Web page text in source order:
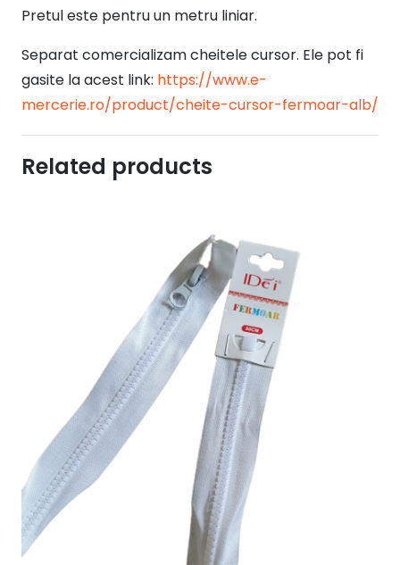
Pretul este pentru un metru liniar.
Separat comercializam cheitele cursor. Ele pot fi
gasite la acest link: https://www.e-
mercerie.ro/product/cheite-cursor-fermoar-alb/
Related products